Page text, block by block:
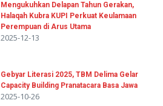
Mengukuhkan Delapan Tahun Gerakan,
Halaqah Kubra KUPI Perkuat Keulamaan
Perempuan di Arus Utama
2025-12-13
Gebyar Literasi 2025, TBM Delima Gelar
Capacity Building Pranatacara Basa Jawa
2025-10-26